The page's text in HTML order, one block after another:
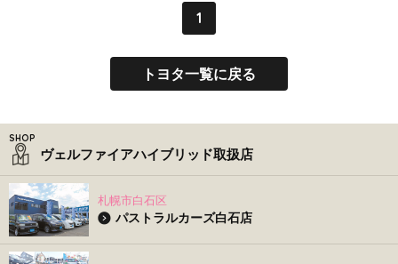
1
トヨタ一覧に戻る
ヴェルファイアハイブリッド取扱店
札幌市白石区
パストラルカーズ白石店